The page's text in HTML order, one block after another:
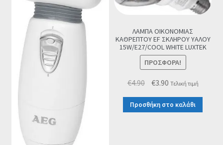
ΛΑΜΠΑ ΟΙΚΟΝΟΜΙΑΣ
ΚΑΘΡΕΠΤΟΥ EF ΣΚΛΗΡΟΥ ΥΑΛΟΥ
15W/E27/COOL WHITE LUXTEK
ΠΡΟΣΦΟΡΆ!
€4.90 Original
was:
€3.90Η
τιμή
Τελική τιμή
Προσθήκη στο καλάθι